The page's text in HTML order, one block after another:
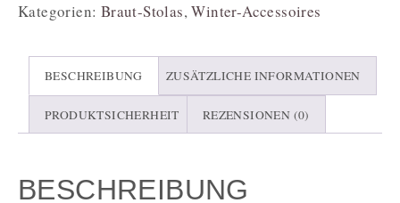
Kategorien: Braut-Stolas,Winter-Accessoires
BESCHREIBUNG ZUSÄTZLICHE INFORMATIONEN
PRODUKTSICHERHEIT REZENSIONEN (0)
BESCHREIBUNG